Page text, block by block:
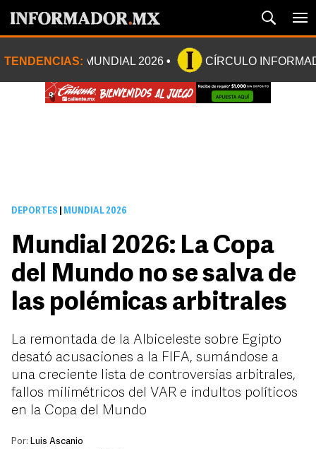
TENDENCIAS: MUNDIAL 2026 CÍRCULO
DEPORTES MUNDIAL 2026
Mundial 2026: La Copa
del Mundo no se salva de
las polémicas arbitrales
La remontada de la Albiceleste sobre Egipto
desató acusaciones a la FIFA, sumándose a
una creciente lista de controversias arbitrales,
fallos milimétricos del VAR e indultos políticos
en la Copa del Mundo
Por: Luis Ascanio